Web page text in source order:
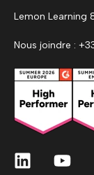
Lemon Learning
Nous joindre :